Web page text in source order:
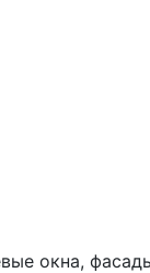
окна,